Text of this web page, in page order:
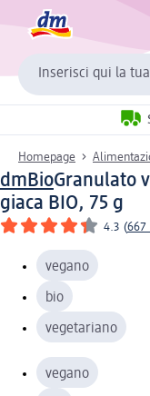
Inserisci qui la
Homepage
dmBioGranulato
giaca BIO, 75 g
4.3 (667
vegano
bio
vegetariano
vegano